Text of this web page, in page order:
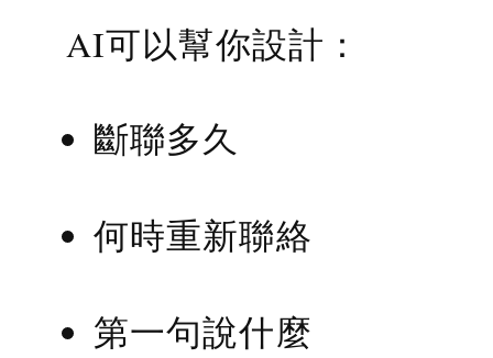
AI可以幫你設計：
斷聯多久
何時重新聯絡
第一句說什麼